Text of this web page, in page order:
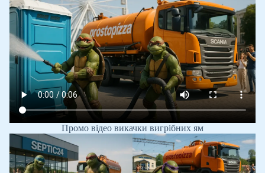
Промо відео викачки вигрібних ям